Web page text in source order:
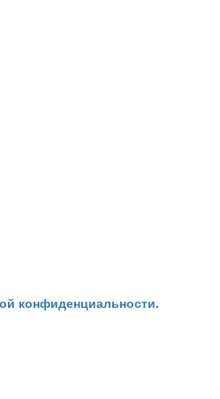
конфиденциальности.